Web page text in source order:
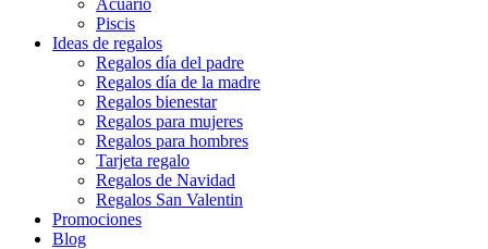
Acuario
Piscis
Ideas de regalos
Regalos día del padre
Regalos día de la madre
Regalos bienestar
Regalos para mujeres
Regalos para hombres
Tarjeta regalo
Regalos de Navidad
Regalos San Valentin
Promociones
Blog